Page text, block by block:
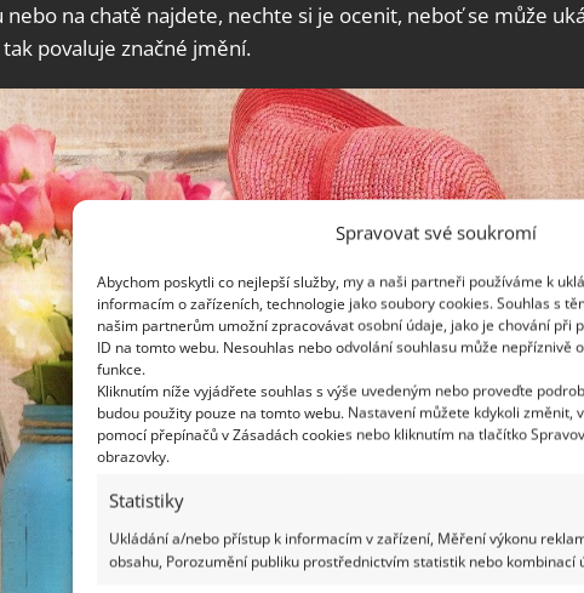
Spravovat své soukromí
Abychom poskytli co nejlepší služby, my a naši partneři používáme k
informacím o zařízeních, technologie jako soubory cookies. Souhlas s
našim partnerům umožní zpracovávat osobní údaje, jako je chování při
ID na tomto webu. Nesouhlas nebo odvolání souhlasu může nepříznivě
funkce.
Kliknutím níže vyjádřete souhlas s výše uvedeným nebo proveďte
budou použity pouze na tomto webu. Nastavení můžete kdykoli změnit,
pomocí přepínačů v Zásadách cookies nebo kliknutím na tlačítko
obrazovky.
Statistiky
Ukládání a/nebo přístup k informacím v zařízení, Měření výkonu
obsahu, Porozumění publiku prostřednictvím statistik nebo kombinací
na chatě najdete, nechte si je ocenit, neboť se může
povaluje značné jmění.